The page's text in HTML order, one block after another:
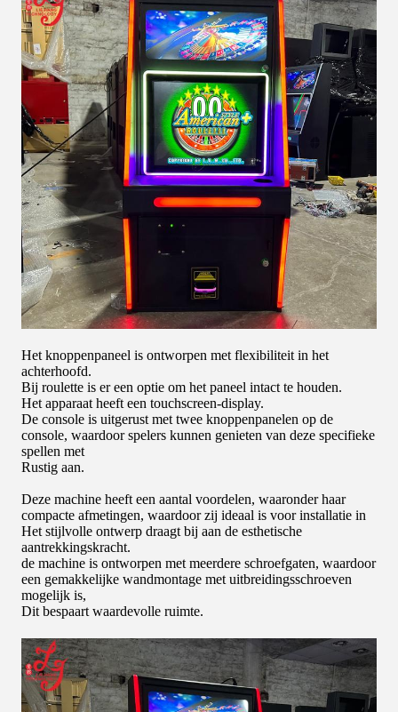
Het knoppenpaneel is ontworpen met flexibiliteit in het
achterhoofd.
Bij roulette is er een optie om het paneel intact te houden.
Het apparaat heeft een touchscreen-display.
De console is uitgerust met twee knoppenpanelen op de
console, waardoor spelers kunnen genieten van deze specifieke
spellen met
Rustig aan.
Deze machine heeft een aantal voordelen, waaronder haar
compacte afmetingen, waardoor zij ideaal is voor installatie in
Het stijlvolle ontwerp draagt bij aan de esthetische
aantrekkingskracht.
de machine is ontworpen met meerdere schroefgaten, waardoor
een gemakkelijke wandmontage met uitbreidingsschroeven
mogelijk is,
Dit bespaart waardevolle ruimte.